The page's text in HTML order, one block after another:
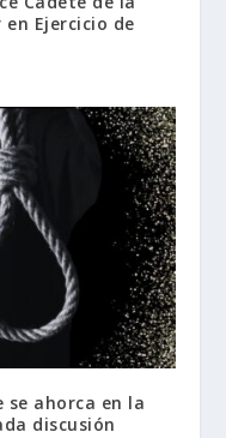
Ejercicio de
se ahorca en la
discusión